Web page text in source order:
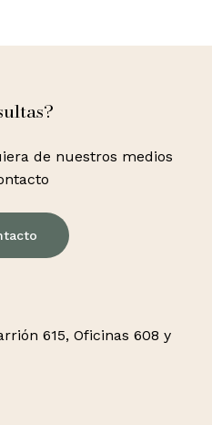
de nuestros medios
615, Oficinas 608 y